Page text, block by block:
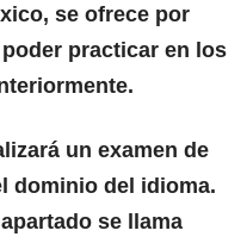
se ofrece por
practicar en los
un examen de
dominio del idioma.
se llama